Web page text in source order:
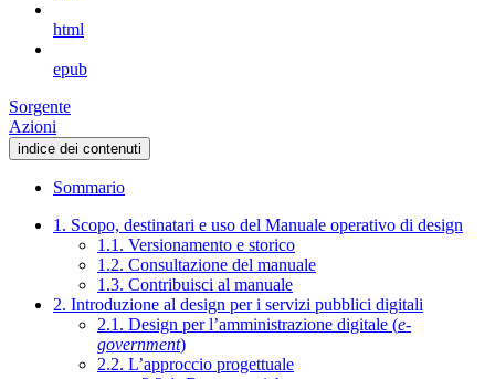
html
epub
Sorgente
Azioni
indice dei contenuti
Sommario
1. Scopo, destinatari e uso del Manuale operativo di design
1.1. Versionamento e storico
1.2. Consultazione del manuale
1.3. Contribuisci al manuale
2. Introduzione al design per i servizi pubblici digitali
2.1. Design per l’amministrazione digitale (e-
government)
2.2. L’approccio progettuale